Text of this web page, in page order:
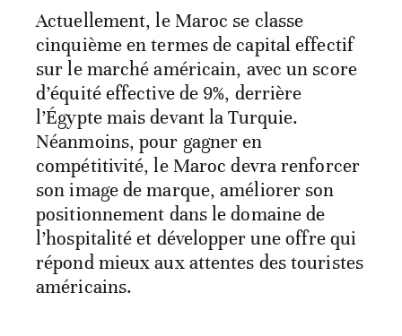
Actuellement, le Maroc se classe
cinquième en termes de capital effectif
sur le marché américain, avec un score
d’équité effective de 9%, derrière
l’Égypte mais devant la Turquie.
Néanmoins, pour gagner en
compétitivité, le Maroc devra renforcer
son image de marque, améliorer son
positionnement dans le domaine de
l’hospitalité et développer une offre qui
répond mieux aux attentes des touristes
américains.